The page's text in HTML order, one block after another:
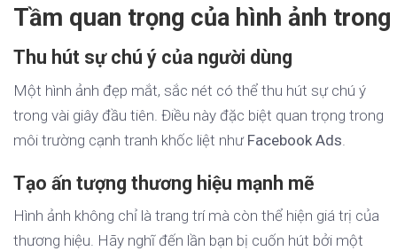
Tầm quan trọng của hình ảnh
Thu hút sự chú ý của người dùng
Một hình ảnh đẹp mắt, sắc nét có thể thu hút sự chú ý
trong vài giây đầu tiên. Điều này đặc biệt quan trọng trong
môi trường cạnh tranh khốc liệt như Facebook Ads
Tạo ấn tượng thương hiệu mạnh mẽ
Hình ảnh không chỉ là trang trí mà còn thể hiện giá trị của
thương hiệu. Hãy nghĩ đến lần bạn bị cuốn hút bởi một